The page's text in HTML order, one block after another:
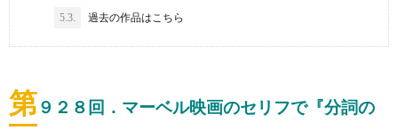
5.3. 過去の作品はこちら
第９２８ 回．マーベル映画のセリフで『分詞の